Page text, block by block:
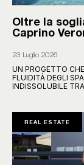
Oltre la
Caprino
23 Luglio 2026
UN PROGETTO
FLUIDITÀ DEGLI
INDISSOLUBILE
REAL ESTATE